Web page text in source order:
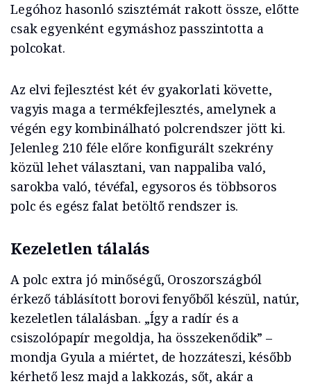
Legóhoz hasonló szisztémát rakott össze, előtte
csak egyenként egymáshoz passzintotta a
polcokat.
Az elvi fejlesztést két év gyakorlati követte,
vagyis maga a termékfejlesztés, amelynek a
végén egy kombinálható polcrendszer jött ki.
Jelenleg 210 féle előre konfigurált szekrény
közül lehet választani, van nappaliba való,
sarokba való, tévéfal, egysoros és többsoros
polc és egész falat betöltő rendszer is.
Kezeletlen tálalás
A polc extra jó minőségű, Oroszországból
érkező táblásított borovi fenyőből készül, natúr,
kezeletlen tálalásban. „Így a radír és a
csiszolópapír megoldja, ha összekenődik” –
mondja Gyula a miértet, de hozzáteszi, később
kérhető lesz majd a lakkozás, sőt, akár a